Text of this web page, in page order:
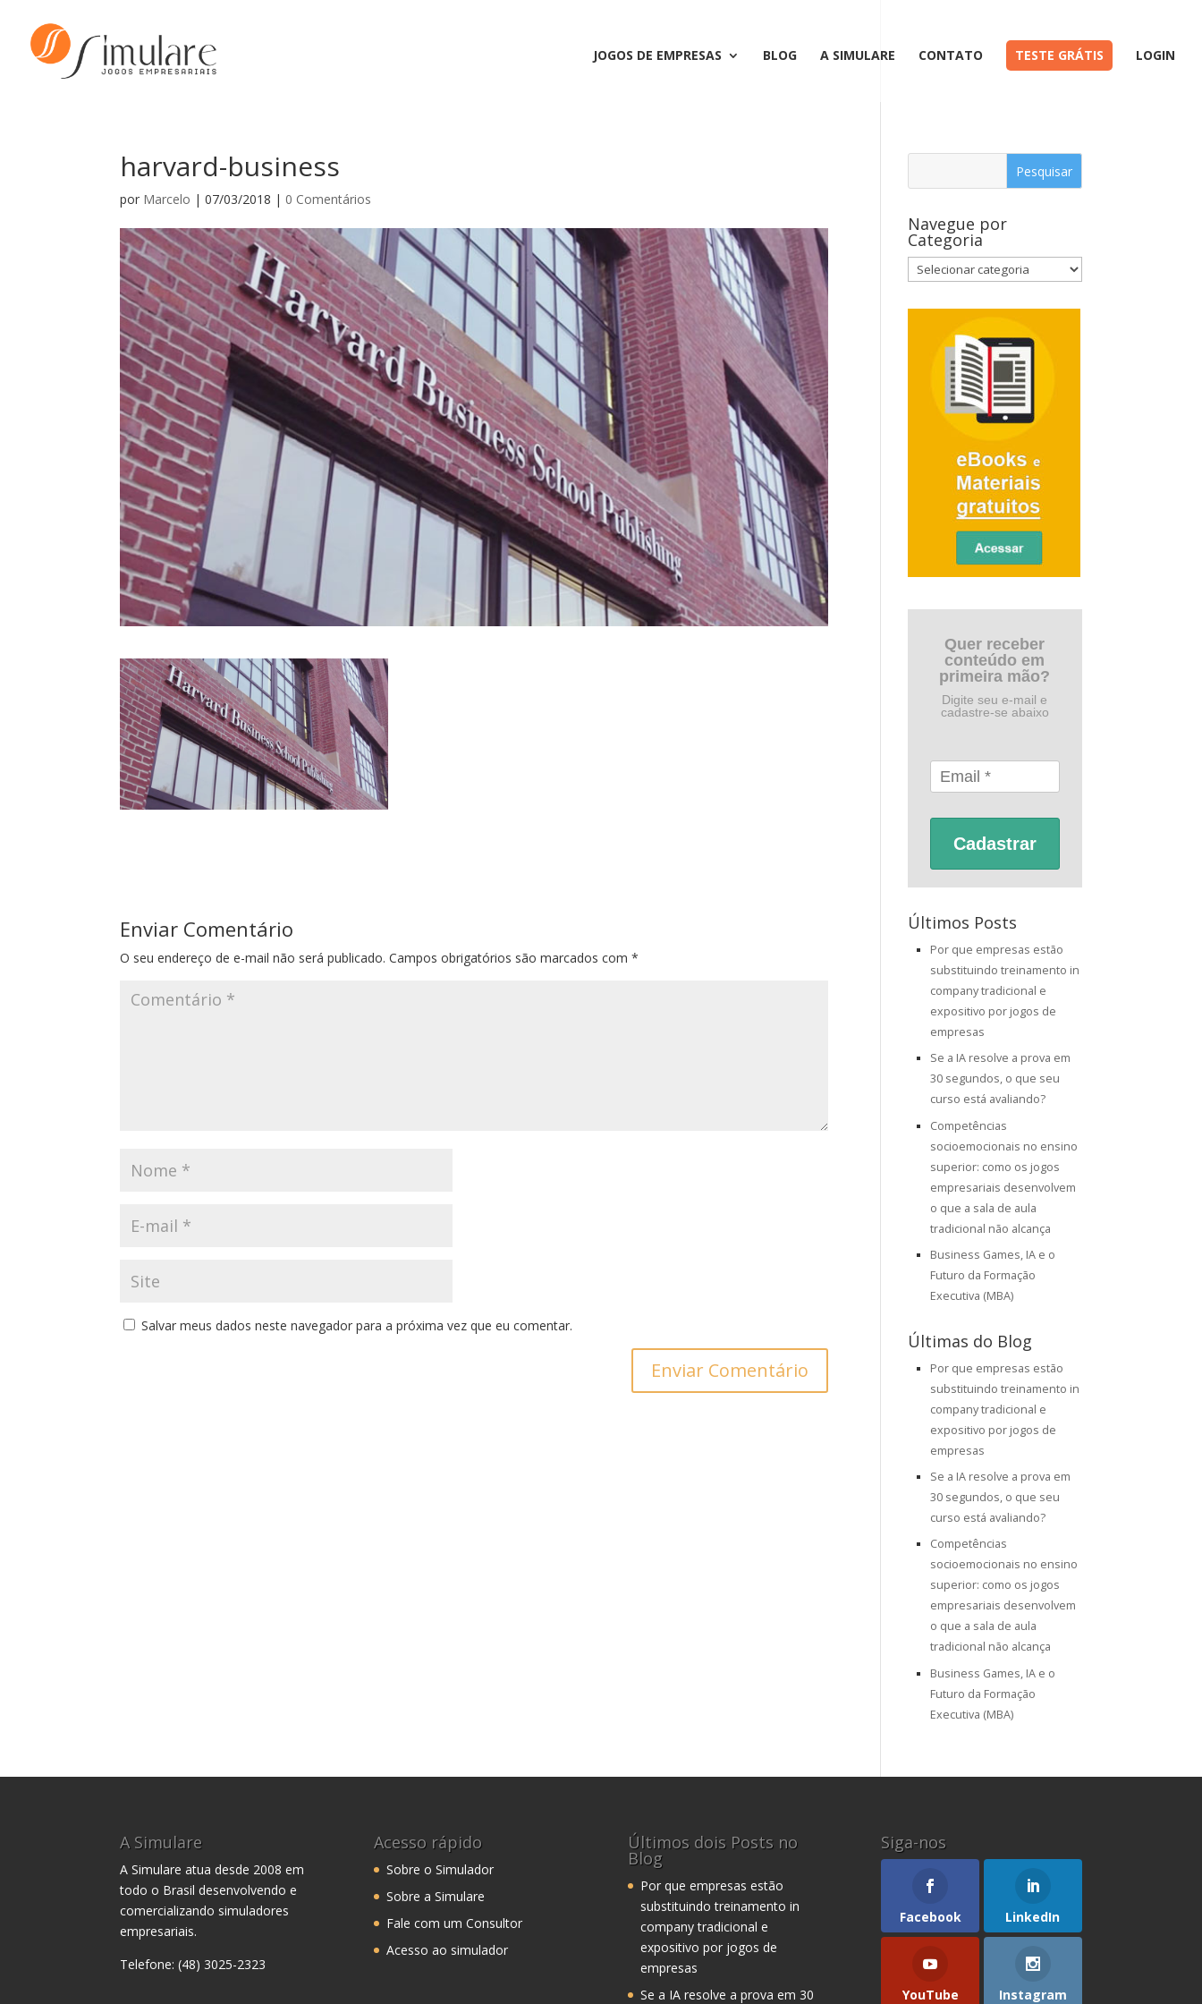
JOGOS DE EMPRESAS BLOG A SIMULARE CONTATO TESTE GRÁTIS LOGIN
harvard-business
por Marcelo |07/03/2018 | 0 Comentários
Enviar Comentário
O seu endereço de e-mail não será publicado. Campos obrigatórios são marcados com*
Salvar meus dados neste navegador para a próxima vez que eu comentar.
Navegue por
Categoria
Quer receber
conteúdo em
primeira mão?
Digite seu e-mail e
cadastre-se abaixo
Cadastrar
Últimos Posts
Por que empresas estão
substituindo treinamento in
company tradicional e
expositivo por jogos de
empresas
Se a IA resolve a prova em
30 segundos, o que seu
curso está avaliando?
Competências
socioemocionais no ensino
superior: como os jogos
empresariais desenvolvem
o que a sala de aula
tradicional não alcança
Business Games, IA e o
Futuro da Formação
Executiva (MBA)
Últimas do Blog
Por que empresas estão
substituindo treinamento in
company tradicional e
expositivo por jogos de
empresas
Se a IA resolve a prova em
30 segundos, o que seu
curso está avaliando?
Competências
socioemocionais no ensino
superior: como os jogos
empresariais desenvolvem
o que a sala de aula
tradicional não alcança
Business Games, IA e o
Futuro da Formação
Executiva (MBA)
A Simulare
A Simulare atua desde 2008 em
todo o Brasil desenvolvendo e
comercializando simuladores
empresariais.
Telefone: (48) 3025-2323
Acesso rápido
Sobre o Simulador
Sobre a Simulare
Fale com um Consultor
Acesso ao simulador
Últimos dois Posts no
Blog
Por que empresas estão
substituindo treinamento in
company tradicional e
expositivo por jogos de
empresas
Se a IA resolve a prova em 30
Siga-nos
Facebook LinkedIn
YouTube Instagram